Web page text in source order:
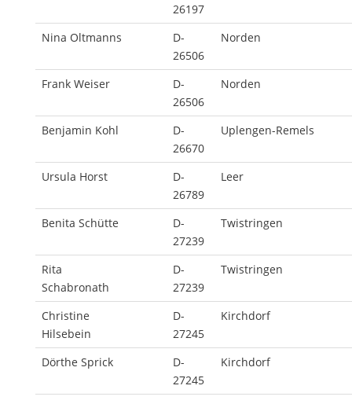
26197
Nina Oltmanns
D-
26506
Norden
Frank Weiser
D-
26506
Norden
Benjamin Kohl
D-
26670
Uplengen-Remels
Ursula Horst
D-
26789
Leer
Benita Schütte
D-
27239
Twistringen
Rita
Schabronath
D-
27239
Twistringen
Christine
Hilsebein
D-
27245
Kirchdorf
Dörthe Sprick
D-
27245
Kirchdorf